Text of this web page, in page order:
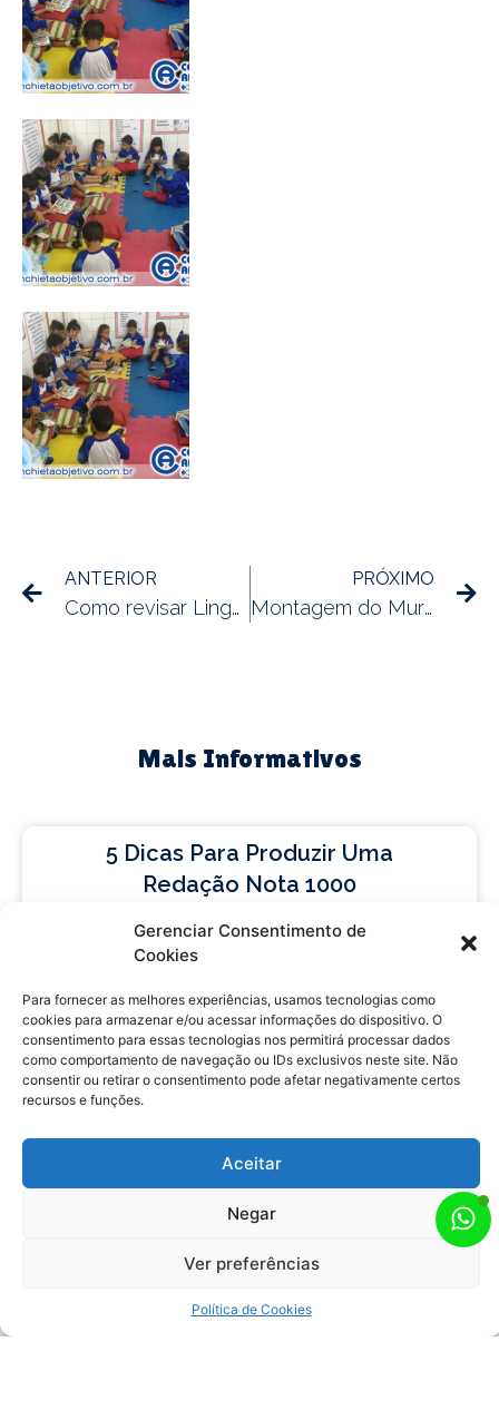
Gerenciar Consentimento de
Cookies
Para fornecer as melhores experiências, usamos tecnologias como
cookies para armazenar e/ou acessar informações do dispositivo. O
consentimento para essas tecnologias nos permitirá processar dados
como comportamento de navegação ou IDs exclusivos neste site. Não
consentir ou retirar o consentimento pode afetar negativamente certos
recursos e funções.
Aceitar
Negar
Ver preferências
Política de Cookies
ANTERIOR
Como revisar Linguagens e Redação para o Enem
PRÓXIMO
Montagem do Mural João e o Pé de Feijão – Infantil 3
Mais Informativos
5 Dicas Para Produzir Uma
Redação Nota 1000
Não é novidade que a redação do Enem é
fundamental para a sua nota final no
Exame, certo? Afinal, ela compõe 20% da
pontuação total,
5 Dicas Para Melhorar Sua Leitura
Confira cinco dicas que melhorarão sua
vezes desistimos de fazer a leitura de um
livro ou um texto,por não